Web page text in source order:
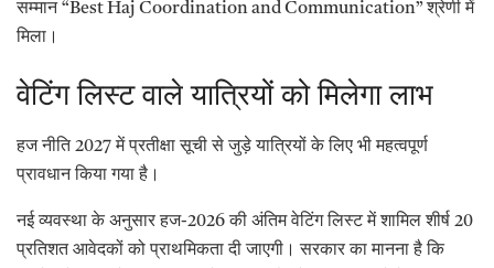
सम्मान “Best Haj Coordination and Communication” श्रेणी में
मिला।
वेटिंग लिस्ट वाले यात्रियों को मिलेगा लाभ
हज नीति 2027 में प्रतीक्षा सूची से जुड़े यात्रियों के लिए भी महत्वपूर्ण
प्रावधान किया गया है।
नई व्यवस्था के अनुसार हज-2026 की अंतिम वेटिंग लिस्ट में शामिल शीर्ष 20
प्रतिशत आवेदकों को प्राथमिकता दी जाएगी। सरकार का मानना है कि